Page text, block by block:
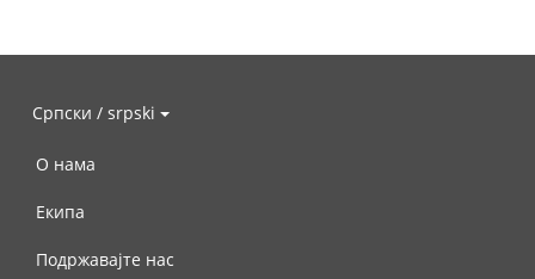
Српски / srpski
О нама
Екипа
Подржавајте нас